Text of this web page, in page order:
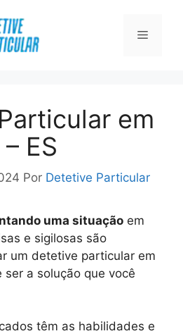
Menu
em
ES
Por Detetive Particular
uma situação em
e sigilosas são
um detetive particular em
ser a solução que você
têm as habilidades e